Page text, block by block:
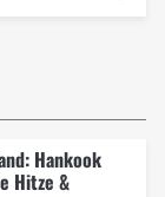
Hankook
Hitze &